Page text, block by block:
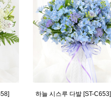
하늘 시스루 다발 [ST-C653]